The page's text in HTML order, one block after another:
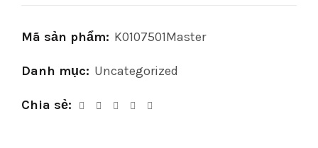
Mã sản phẩm: K0107501Master
Danh mục: Uncategorized
Chia sẻ